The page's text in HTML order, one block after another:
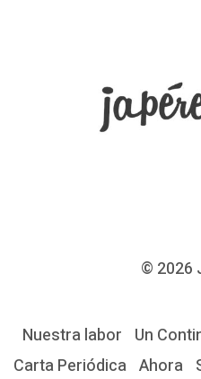
© 2026
Nuestra labor Un
Carta Periódica Ahora